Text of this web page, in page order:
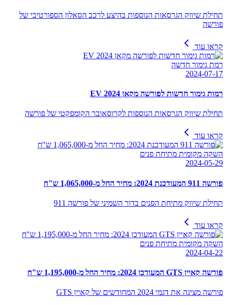
תחילת שיווק הגרסאות הנוספות בהיצע לרכב הסאלון הספורטיבי של
פורשה
קראו עוד
רמת גימור חדשה
2024-07-17
רמות גימור חדשות לפורשה מקאן EV 2024
תחילת שיווק הגרסאות הנוספות לקרוסאובר הקומפקטי של פורשה
קראו עוד
השקה מקומית מתיחת פנים
2024-05-29
פורשה 911 המעודכנת 2024: מחיר החל מ-1,065,000 ש"ח
תחילת שיווק מתיחת הפנים בדור השמיני של פורשה 911
קראו עוד
השקה מקומית מתיחת פנים
2024-04-22
פורשה קאיין GTS המעודכן 2024: מחיר החל מ-1,195,000 ש"ח
פורשה מציגה את דגמי 2024 המחודשים של קאיין GTS